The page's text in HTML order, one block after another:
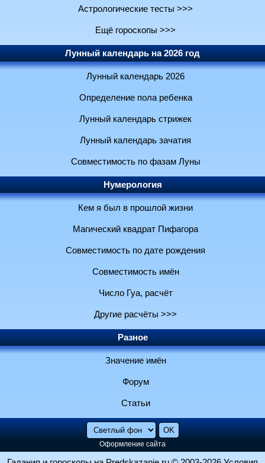
Астрологические тесты >>>
Ещё гороскопы >>>
Лунный календарь на 2026 год
Лунный календарь 2026
Определение пола ребенка
Лунный календарь стрижек
Лунный календарь зачатия
Совместимость по фазам Луны
Нумерология
Кем я был в прошлой жизни
Магический квадрат Пифагора
Совместимость по дате рождения
Совместимость имён
Число Гуа, расчёт
Другие расчёты >>>
Разное
Значение имён
Форум
Статьи
Оформление сайта